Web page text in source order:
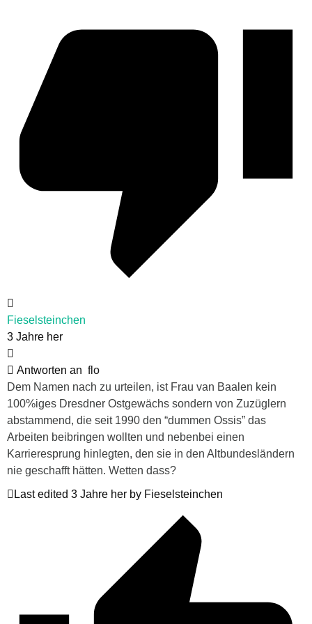
Fieselsteinchen
3 Jahre her
Antworten an flo
Dem Namen nach zu urteilen, ist Frau van Baalen kein
100%iges Dresdner Ostgewächs sondern von Zuzüglern
abstammend, die seit 1990 den “dummen Ossis” das
Arbeiten beibringen wollten und nebenbei einen
Karrieresprung hinlegten, den sie in den Altbundesländern
nie geschafft hätten. Wetten dass?
Last edited 3 Jahre her by Fieselsteinchen